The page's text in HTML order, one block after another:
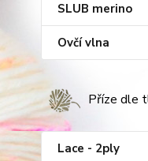
SLUB merino
Ovčí vlna
Příze dle
Lace - 2ply